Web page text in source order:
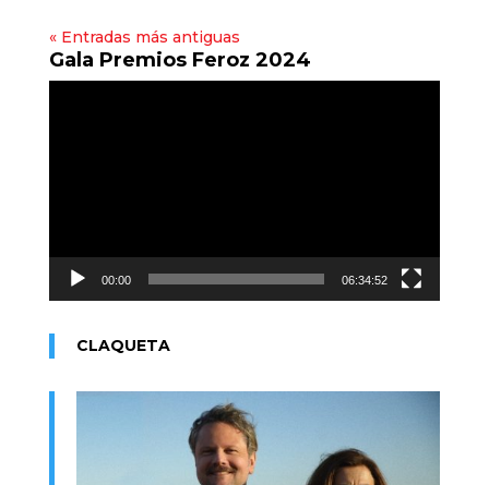
« Entradas más antiguas
Gala Premios Feroz 2024
00:00 06:34:52
CLAQUETA